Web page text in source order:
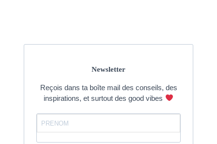
Newsletter
Reçois dans ta boîte mail des conseils, des
inspirations, et surtout des good vibes